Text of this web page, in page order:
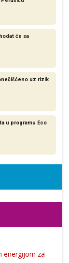
će sa
uz rizik
u programu Eco
energijom za